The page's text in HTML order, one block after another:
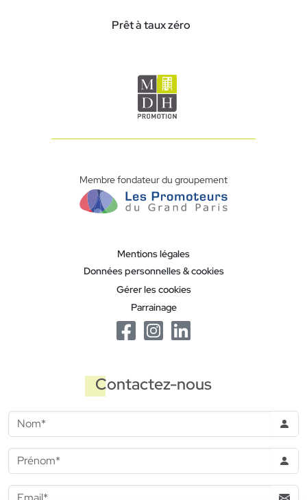
Prêt à taux zéro
Membre fondateur du groupement
Mentions légales
Données personnelles & cookies
Gérer les cookies
Parrainage
Contactez-nous